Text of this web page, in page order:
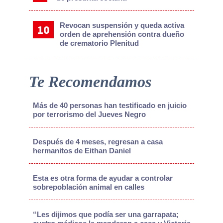
Revocan suspensión y queda activa
orden de aprehensión contra dueño
de crematorio Plenitud
Te Recomendamos
Más de 40 personas han testificado en juicio
por terrorismo del Jueves Negro
Después de 4 meses, regresan a casa
hermanitos de Eithan Daniel
Esta es otra forma de ayudar a controlar
sobrepoblación animal en calles
“Les dijimos que podía ser una garrapata;